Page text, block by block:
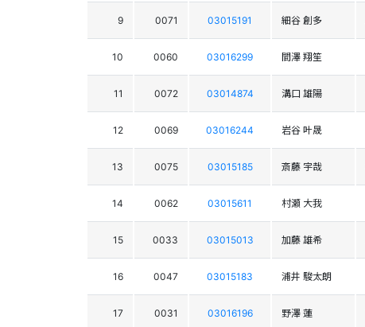
9 0071 03015191 細谷 創多
10 0060 03016299 間澤 翔笙
11 0072 03014874 溝口 雄陽
12 0069 03016244 岩谷 叶晟
13 0075 03015185 斎藤 宇哉
14 0062 03015611 村瀬 大我
15 0033 03015013 加藤 雄希
16 0047 03015183 浦井 駿太朗
17 0031 03016196 野澤 蓮